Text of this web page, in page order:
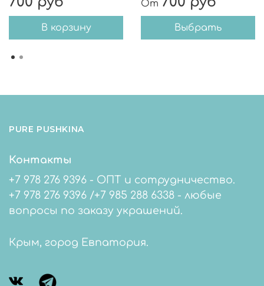
В корзину
От
Выбрать
PURE PUSHKINA
Контакты
+7 978 276 9396 - ОПТ и сотрудничество.
+7 978 276 9396 /+7 985 288 6338 - любые
вопросы по заказу украшений.
Крым, город Евпатория.